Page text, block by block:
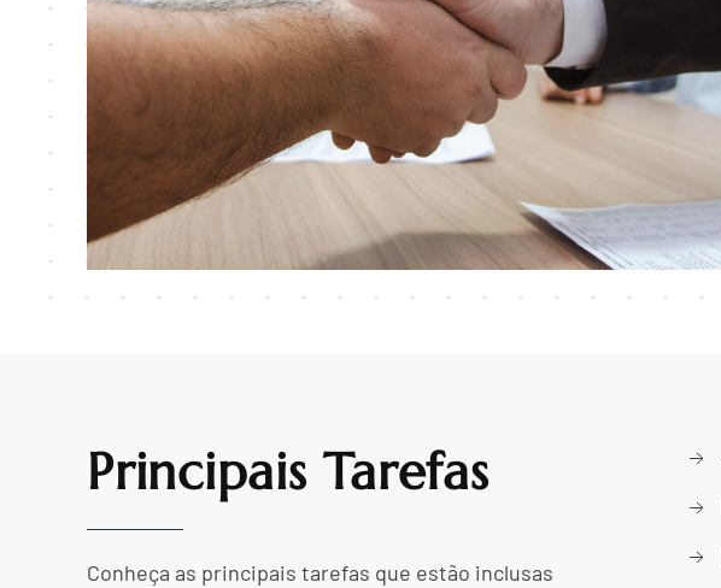
Principais Tarefas
Conheça as principais tarefas que estão inclusas